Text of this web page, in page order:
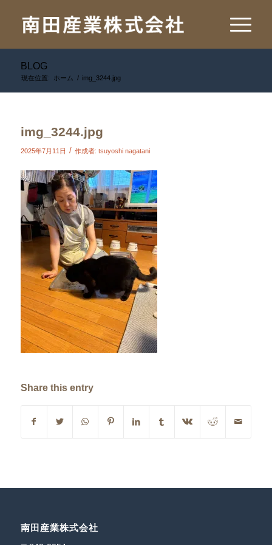
BLOG
現在位置: ホーム / img_3244.jpg
img_3244.jpg
2025年7月11日 / 作成者: tsuyoshi nagatani
Share this entry
南田産業株式会社